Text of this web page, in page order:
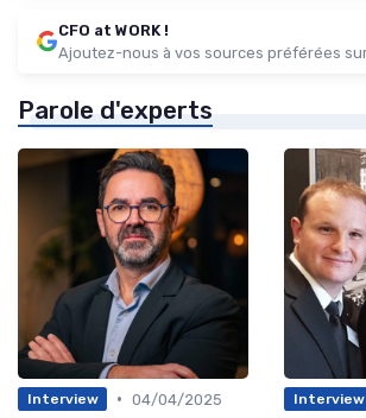
CFO at WORK !
Ajoutez-nous à vos sources préférées
Parole d'experts
Interview • 04/04/2025
Interview